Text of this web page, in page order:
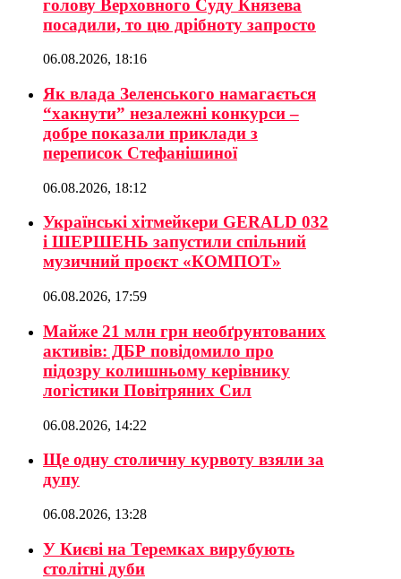
голову Верховного Суду Князева
посадили, то цю дрібноту запросто
06.08.2026, 18:16
Як влада Зеленського намагається
“хакнути” незалежні конкурси –
добре показали приклади з
переписок Стефанішиної
06.08.2026, 18:12
Українські хітмейкери GERALD 032
і ШЕРШЕНЬ запустили спільний
музичний проєкт «КОМПОТ»
06.08.2026, 17:59
Майже 21 млн грн необґрунтованих
активів: ДБР повідомило про
підозру колишньому керівнику
логістики Повітряних Сил
06.08.2026, 14:22
Ще одну столичну курвоту взяли за
дупу
06.08.2026, 13:28
У Києві на Теремках вирубують
столітні дуби